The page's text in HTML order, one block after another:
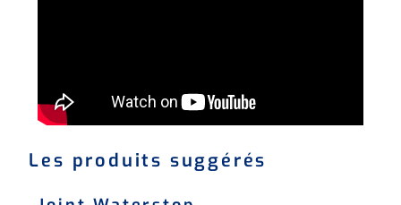
Les produits suggérés